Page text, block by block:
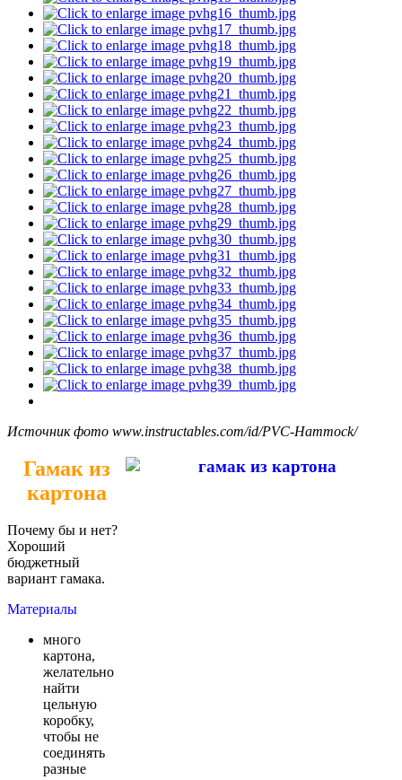
Источник фото www.instructables.com/id/PVC-Hammock/
Гамак из
картона
Почему бы и нет?
Хороший
бюджетный
вариант гамака.
Материалы
много
картона,
желательно
найти
цельную
коробку,
чтобы не
соединять
разные